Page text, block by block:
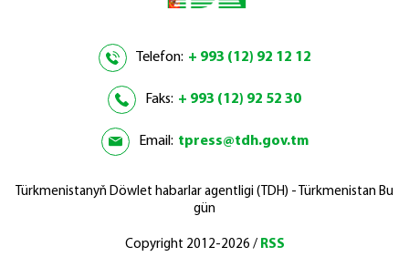
Telefon: + 993 (12) 92 12 12
Faks: + 993 (12) 92 52 30
Email: tpress@tdh.gov.tm
Türkmenistanyň Döwlet habarlar agentligi (TDH) - Türkmenistan Bu
gün
Copyright 2012-2026 / RSS